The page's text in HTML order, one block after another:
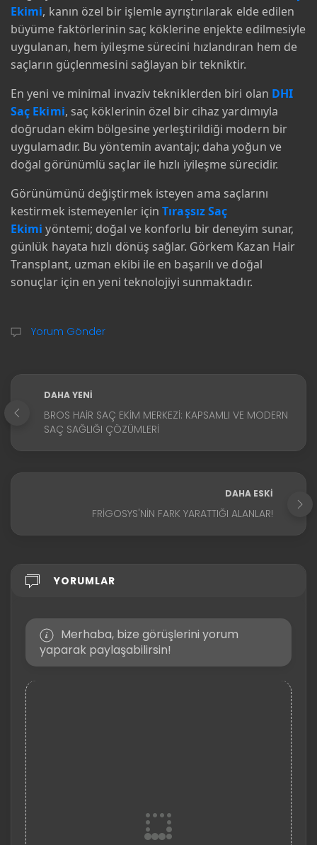
Ekimi, kanın özel bir işlemle ayrıştırılarak elde edilen
büyüme faktörlerinin saç köklerine enjekte edilmesiyle
uygulanan, hem iyileşme sürecini hızlandıran hem de
saçların güçlenmesini sağlayan bir tekniktir.
En yeni ve minimal invaziv tekniklerden biri olan DHI
Saç Ekimi, saç köklerinin özel bir cihaz yardımıyla
doğrudan ekim bölgesine yerleştirildiği modern bir
uygulamadır. Bu yöntemin avantajı; daha yoğun ve
doğal görünümlü saçlar ile hızlı iyileşme sürecidir.
Görünümünü değiştirmek isteyen ama saçlarını
kestirmek istemeyenler içinTıraşsız Saç
Ekimi yöntemi; doğal ve konforlu bir deneyim sunar,
günlük hayata hızlı dönüş sağlar. Görkem Kazan Hair
Transplant, uzman ekibi ile en başarılı ve doğal
sonuçlar için en yeni teknolojiyi sunmaktadır.
Yorum Gönder
DAHA YENI
BROS HAIR SAÇ EKIM MERKEZI: KAPSAMLI VE MODERN
SAÇ SAĞLIĞI ÇÖZÜMLERI
DAHA ESKI
FRIGOSYS'NIN FARK YARATTIĞI ALANLAR!
YORUMLAR
Merhaba, bize görüşlerini yorum
yaparak paylaşabilirsin!